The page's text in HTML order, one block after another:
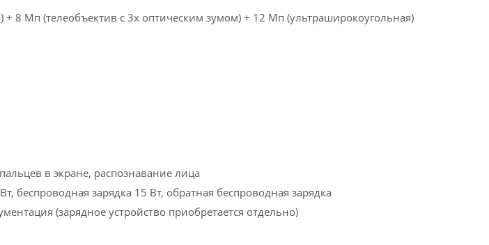
8 Мп (телеобъектив с 3x оптическим зумом) + 12 Мп (ультраширокоугольная)
в экране, распознавание лица
беспроводная зарядка 15 Вт, обратная беспроводная зарядка
(зарядное устройство приобретается отдельно)